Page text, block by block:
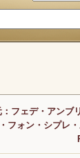
：フェデ・アン
フォン・シプレ